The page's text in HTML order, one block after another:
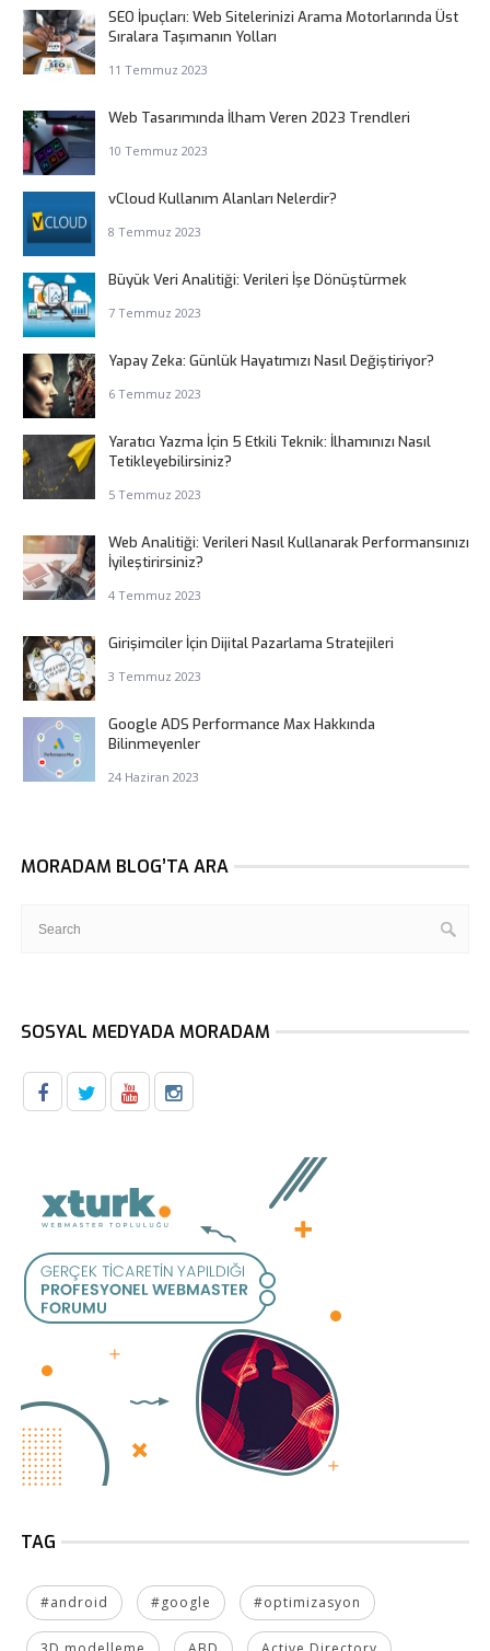
SEO İpuçları: Web Sitelerinizi Arama Motorlarında Üst
Sıralara Taşımanın Yolları
11 Temmuz 2023
Web Tasarımında İlham Veren 2023 Trendleri
10 Temmuz 2023
vCloud Kullanım Alanları Nelerdir?
8 Temmuz 2023
Büyük Veri Analitiği: Verileri İşe Dönüştürmek
7 Temmuz 2023
Yapay Zeka: Günlük Hayatımızı Nasıl Değiştiriyor?
6 Temmuz 2023
Yaratıcı Yazma İçin 5 Etkili Teknik: İlhamınızı Nasıl
Tetikleyebilirsiniz?
5 Temmuz 2023
Web Analitiği: Verileri Nasıl Kullanarak Performansınızı
İyileştirirsiniz?
4 Temmuz 2023
Girişimciler İçin Dijital Pazarlama Stratejileri
3 Temmuz 2023
Google ADS Performance Max Hakkında
Bilinmeyenler
24 Haziran 2023
MORADAM BLOG’TA ARA
SOSYAL MEDYADA MORADAM
TAG
#android #google #optimizasyon